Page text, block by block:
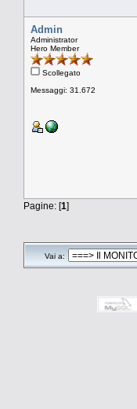
Admin
Administrator
Hero Member
Scollegato
Messaggi: 31.672
Pagine: [1]
Vai a: